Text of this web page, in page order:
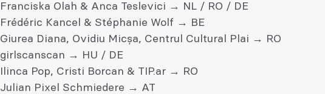
Franciska Olah & Anca Teslevici → NL / RO / DE
Frédéric Kancel & Stéphanie Wolf → BE
Giurea Diana, Ovidiu Micșa, Centrul Cultural Plai → RO
girlscanscan → HU / DE
Ilinca Pop, Cristi Borcan & TIP.ar → RO
Julian Pixel Schmiedere → AT